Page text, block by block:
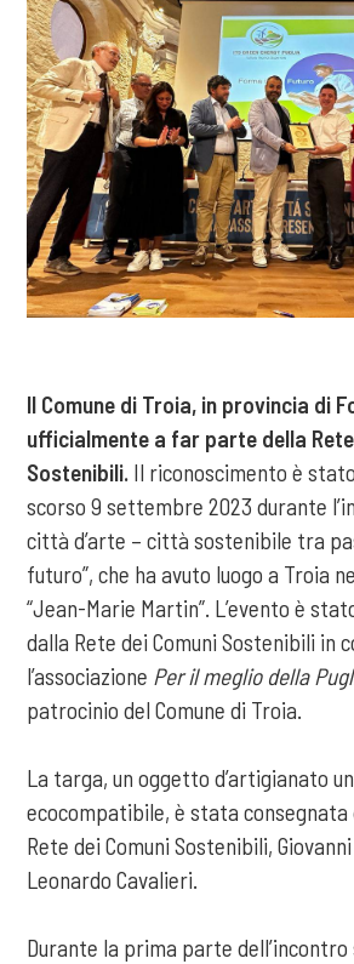
Il Comune di Troia, in provincia di
ufficialmente a far parte della
Sostenibili. Il riconoscimento è
scorso 9 settembre 2023 durante
città d’arte – città sostenibile tra
futuro”, che ha avuto luogo a Troia
“Jean-Marie Martin”. L’evento è
dalla Rete dei Comuni Sostenibili in
l’associazione Per il meglio della
patrocinio del Comune di Troia.
La targa, un oggetto d’artigianato
ecocompatibile, è stata
Rete dei Comuni Sostenibili,
Leonardo Cavalieri.
Durante la prima parte